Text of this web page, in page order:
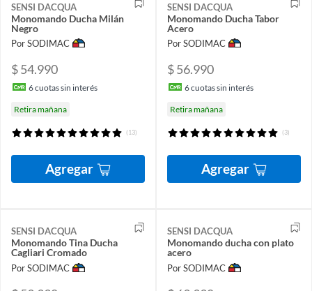
SENSI DACQUA
Monomando Ducha Milán
Negro
Por SODIMAC
$ 54.990
6cuotas sin interés
Retira mañana
(13)
Agregar
SENSI DACQUA
Monomando Ducha Tabor
Acero
Por SODIMAC
$ 56.990
6cuotas sin interés
Retira mañana
(3)
Agregar
SENSI DACQUA
Monomando Tina Ducha
Cagliari Cromado
Por SODIMAC
SENSI DACQUA
Monomando ducha con plato
acero
Por SODIMAC